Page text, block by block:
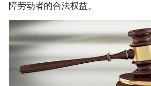
障劳动者的合法权益。